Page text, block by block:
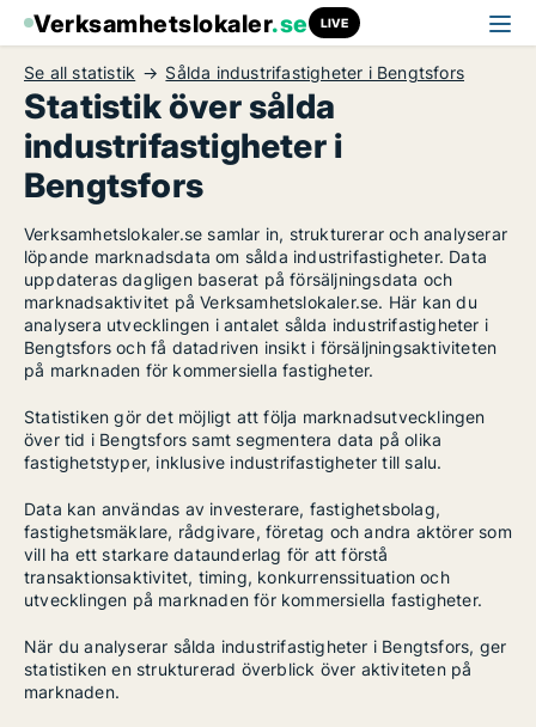
Verksamhetslokaler.se LIVE
Se all statistik Sålda industrifastigheter i Bengtsfors
Statistik över sålda
industrifastigheter i
Bengtsfors
Verksamhetslokaler.se samlar in, strukturerar och analyserar
löpande marknadsdata om sålda industrifastigheter. Data
uppdateras dagligen baserat på försäljningsdata och
marknadsaktivitet på Verksamhetslokaler.se. Här kan du
analysera utvecklingen i antalet sålda industrifastigheter i
Bengtsfors och få datadriven insikt i försäljningsaktiviteten
på marknaden för kommersiella fastigheter.
Statistiken gör det möjligt att följa marknadsutvecklingen
över tid i Bengtsfors samt segmentera data på olika
fastighetstyper, inklusive industrifastigheter till salu.
Data kan användas av investerare, fastighetsbolag,
fastighetsmäklare, rådgivare, företag och andra aktörer som
vill ha ett starkare dataunderlag för att förstå
transaktionsaktivitet, timing, konkurrenssituation och
utvecklingen på marknaden för kommersiella fastigheter.
När du analyserar sålda industrifastigheter i Bengtsfors, ger
statistiken en strukturerad överblick över aktiviteten på
marknaden.